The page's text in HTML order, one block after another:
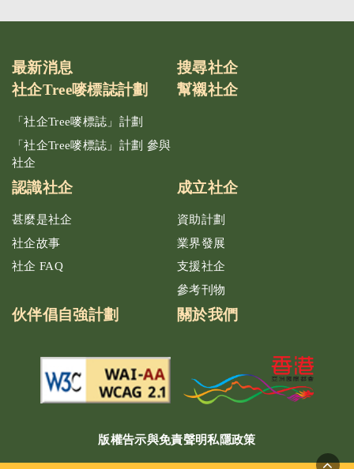
最新消息
搜尋社企
社企Tree嘜標誌計劃
「社企Tree嘜標誌」計劃
「社企Tree嘜標誌」計劃 參與
社企
幫襯社企
認識社企
甚麼是社企
社企故事
社企 FAQ
成立社企
資助計劃
業界發展
支援社企
參考刊物
伙伴倡自強計劃 關於我們
版權告示與免責聲明私隱政策